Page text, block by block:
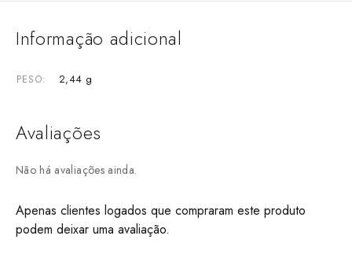
Informação adicional
PESO 2,44 g
Avaliações
Não há avaliações ainda.
Apenas clientes logados que compraram este produto
podem deixar uma avaliação.